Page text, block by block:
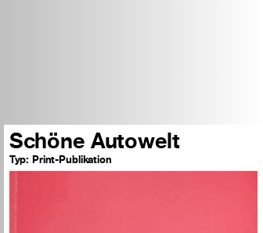
Schöne Autowelt
Typ: Print-Publikation